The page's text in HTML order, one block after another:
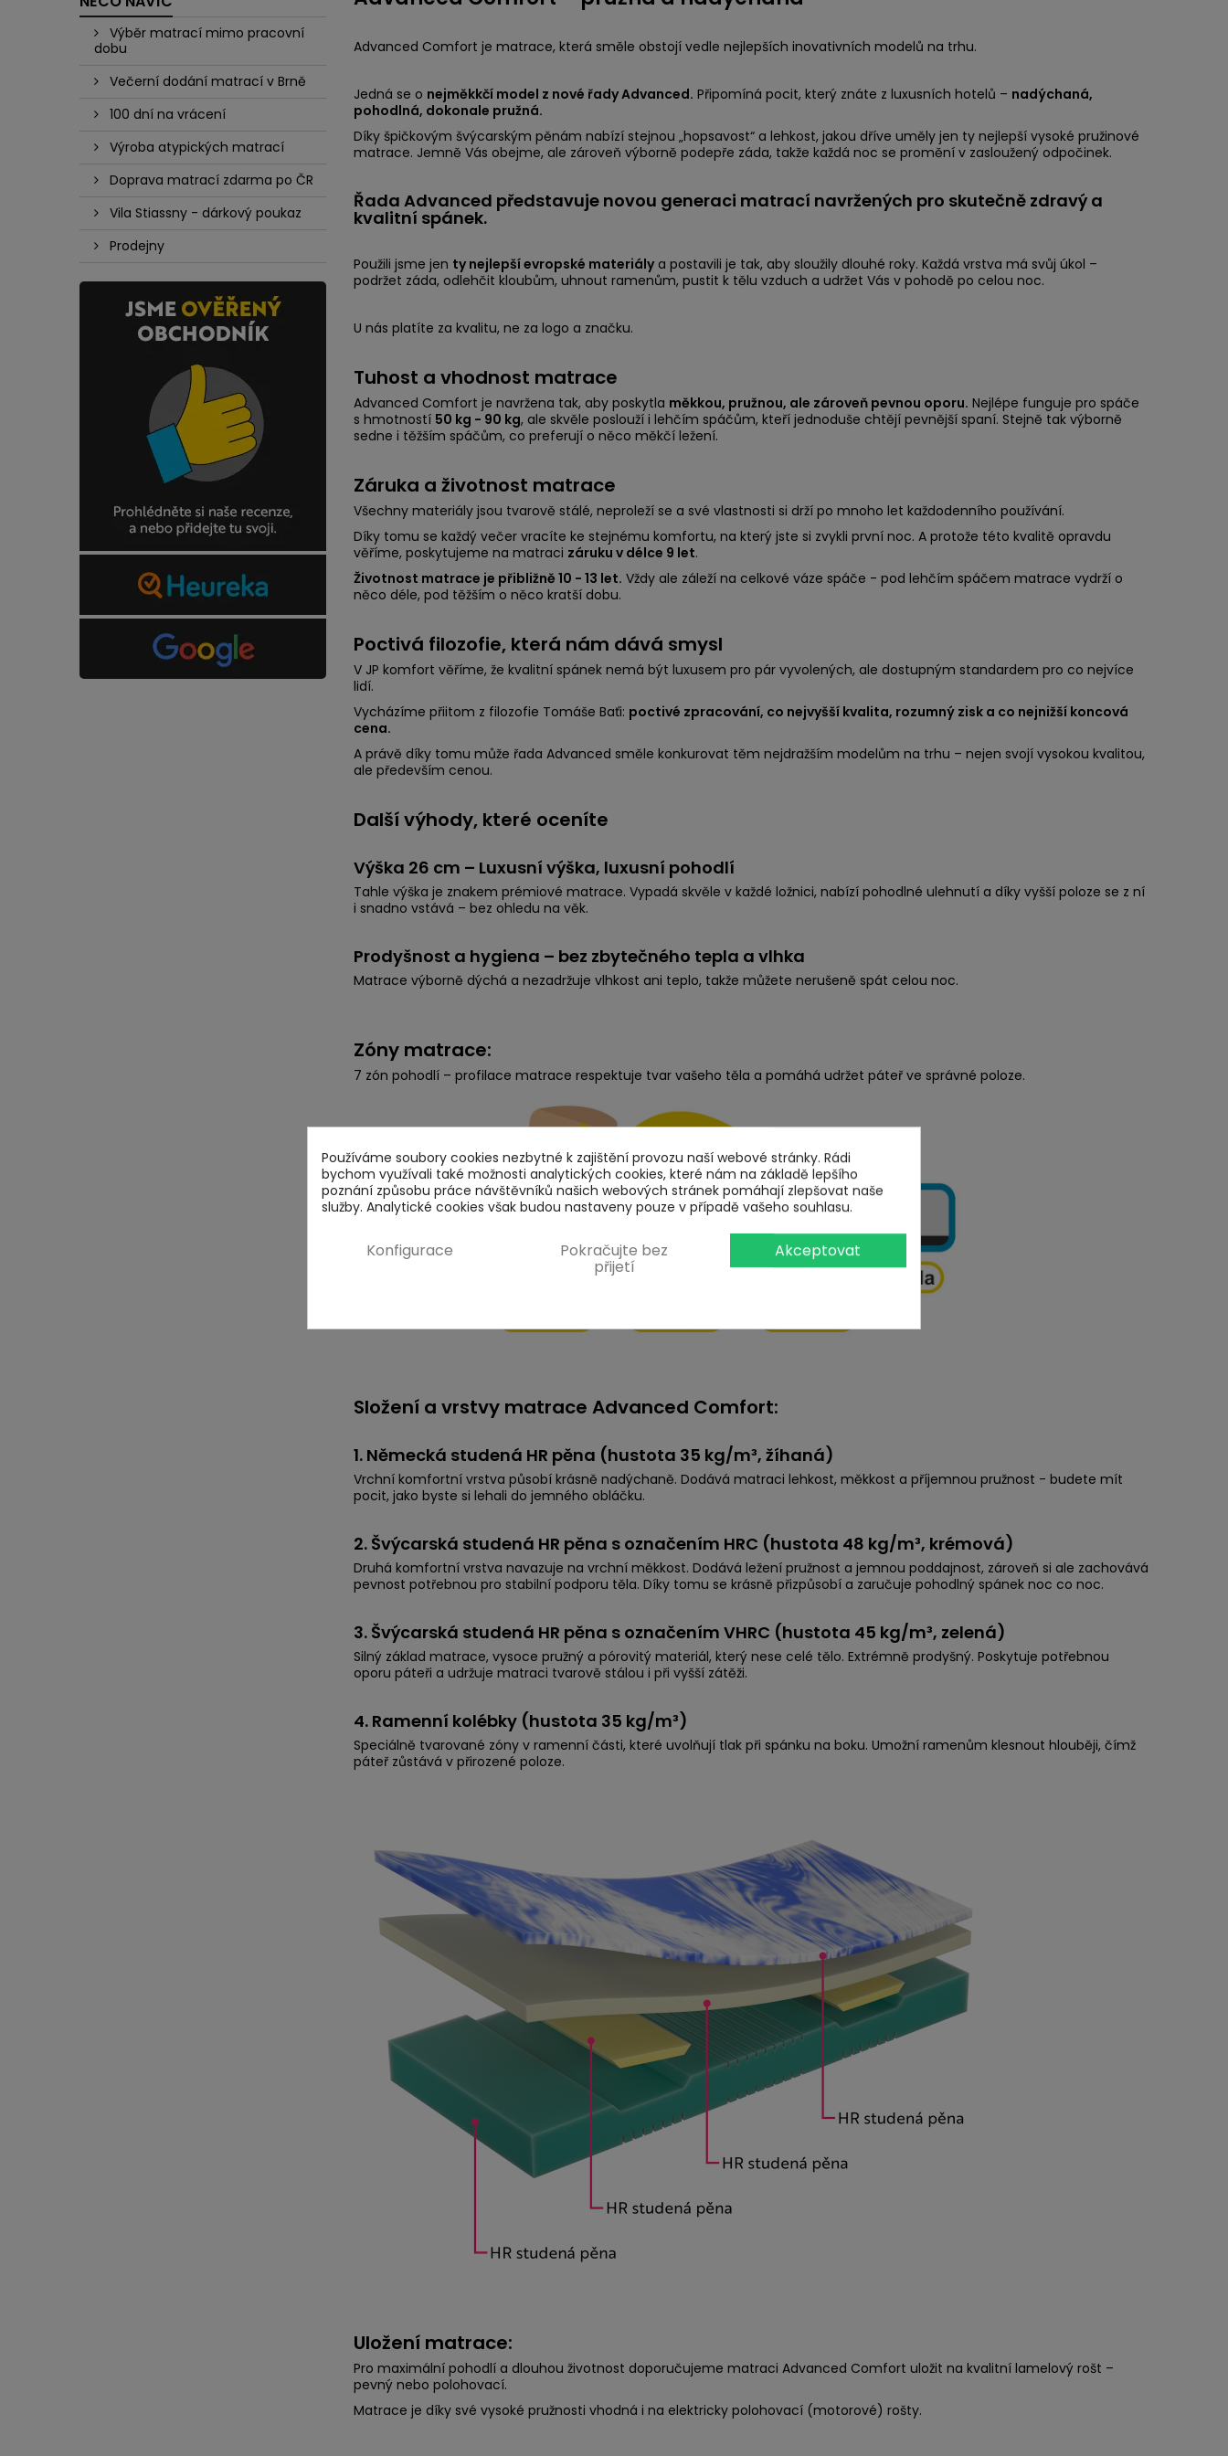
Výběr matrací mimo pracovní
dobu
Večerní dodání matrací v Brně
100 dní na vrácení
Výroba atypických matrací
Doprava matrací zdarma po ČR
Vila Stiassny - dárkový poukaz
Prodejny
Advanced Comfort je matrace, která směle obstojí vedle nejlepších inovativních modelů na trhu.
Jedná se o nejměkkčí model z nové řady Advanced. Připomíná pocit, který znáte z luxusních hotelů – nadýchaná,
pohodlná, dokonale pružná.
Díky špičkovým švýcarským pěnám nabízí stejnou „hopsavost“ a lehkost, jakou dříve uměly jen ty nejlepší vysoké pružinové
matrace. Jemně Vás obejme, ale zároveň výborně podepře záda, takže každá noc se promění v zasloužený odpočinek.
Řada Advanced představuje novou generaci matrací navržených pro skutečně zdravý a
kvalitní spánek.
Použili jsme jen ty nejlepší evropské materiálya postavili je tak, aby sloužily dlouhé roky. Každá vrstva má svůj úkol –
podržet záda, odlehčit kloubům, uhnout ramenům, pustit k tělu vzduch a udržet Vás v pohodě po celou noc.
U nás platíte za kvalitu, ne za logo a značku.
Tuhost a vhodnost matrace
Advanced Comfort je navržena tak, aby poskytla měkkou, pružnou, ale zároveň pevnou oporu. Nejlépe funguje pro spáče
s hmotností 50 kg - 90 kg, ale skvěle poslouží i lehčím spáčům, kteří jednoduše chtějí pevnější spaní. Stejně tak výborně
sedne i těžším spáčům, co preferují o něco měkčí ležení.
Záruka a životnost matrace
Všechny materiály jsou tvarově stálé, neproleží se a své vlastnosti si drží po mnoho let každodenního používání.
Díky tomu se každý večer vracíte ke stejnému komfortu, na který jste si zvykli první noc. A protože této kvalitě opravdu
věříme, poskytujeme na matraci záruku v délce 9 let.
Životnost matrace je přibližně 10 - 13 let. Vždy ale záleží na celkové váze spáče - pod lehčím spáčem matrace vydrží o
něco déle, pod těžším o něco kratší dobu.
Poctivá filozofie, která nám dává smysl
V JP komfort věříme, že kvalitní spánek nemá být luxusem pro pár vyvolených, ale dostupným standardem pro co nejvíce
lidí.
Vycházíme přiitom z filozofie Tomáše Baťi: poctivé zpracování, co nejvyšší kvalita, rozumný zisk a co nejnižší koncová
cena.
A právě díky tomu může řada Advanced směle konkurovat těm nejdražším modelům na trhu – nejen svojí vysokou kvalitou,
ale především cenou.
Další výhody, které oceníte
Výška 26 cm – Luxusní výška, luxusní pohodlí
Tahle výška je znakem prémiové matrace. Vypadá skvěle v každé ložnici, nabízí pohodlné ulehnutí a díky vyšší poloze se z ní
i snadno vstává – bez ohledu na věk.
Prodyšnost a hygiena – bez zbytečného tepla a vlhka
Matrace výborně dýchá a nezadržuje vlhkost ani teplo, takže můžete nerušeně spát celou noc.
Zóny matrace:
7 zón pohodlí – profilace matrace respektuje tvar vašeho těla a pomáhá udržet páteř ve správné poloze.
Složení a vrstvy matrace Advanced Comfort:
1. Německá studená HR pěna (hustota 35 kg/m³, žíhaná)
Vrchní komfortní vrstva působí krásně nadýchaně. Dodává matraci lehkost, měkkost a příjemnou pružnost - budete mít
pocit, jako byste si lehali do jemného obláčku.
2. Švýcarská studená HR pěna s označením HRC (hustota 48 kg/m³, krémová)
Druhá komfortní vrstva navazuje na vrchní měkkost. Dodává ležení pružnost a jemnou poddajnost, zároveň si ale zachovává
pevnost potřebnou pro stabilní podporu těla. Díky tomu se krásně přizpůsobí a zaručuje pohodlný spánek noc co noc.
3. Švýcarská studená HR pěna s označením VHRC (hustota 45 kg/m³, zelená)
Silný základ matrace, vysoce pružný a pórovitý materiál, který nese celé tělo. Extrémně prodyšný. Poskytuje potřebnou
oporu páteři a udržuje matraci tvarově stálou i při vyšší zátěži.
4. Ramenní kolébky (hustota 35 kg/m³)
Speciálně tvarované zóny v ramenní části, které uvolňují tlak při spánku na boku. Umožní ramenům klesnout hlouběji, čímž
páteř zůstává v přirozené poloze.
Uložení matrace:
Pro maximální pohodlí a dlouhou životnost doporučujeme matraci Advanced Comfort uložit na kvalitní lamelový rošt –
pevný nebo polohovací.
Matrace je díky své vysoké pružnosti vhodná i na elektricky polohovací (motorové) rošty.
Používáme soubory cookies nezbytné k zajištění provozu naší webové stránky. Rádi
bychom využívali také možnosti analytických cookies, které nám na základě lepšího
poznání způsobu práce návštěvníků našich webových stránek pomáhají zlepšovat naše
služby. Analytické cookies však budou nastaveny pouze v případě vašeho souhlasu.
Akceptovat
Pokračujte bez
přijetí
Konfigurace